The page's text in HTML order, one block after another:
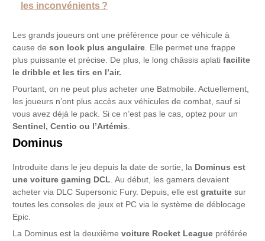
les inconvénients ?
Les grands joueurs ont une préférence pour ce véhicule à
cause deson look plus angulaire . Elle permet une frappe
plus puissante et précise. De plus, le long châssis aplatifacilite
le dribble et les tirs en l’air.
Pourtant, on ne peut plus acheter une Batmobile. Actuellement,
les joueurs n’ont plus accès aux véhicules de combat, sauf si
vous avez déjà le pack. Si ce n’est pas le cas, optez pour un
Sentinel, Centio ou l’Artémis
Dominus
Introduite dans le jeu depuis la date de sortie, la Dominus est
une voiture gaming DCL. Au début, les gamers devaient
acheter via DLC Supersonic Fury. Depuis, elle estgratuite sur
toutes les consoles de jeux et PC via le système de déblocage
Epic.
La Dominus est la deuxièmevoiture Rocket League préférée